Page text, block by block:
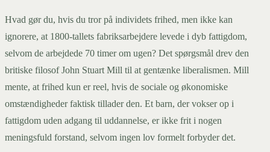
Hvad gør du, hvis du tror på individets frihed, men ikke kan
ignorere, at 1800-tallets fabriksarbejdere levede i dyb fattigdom,
selvom de arbejdede 70 timer om ugen? Det spørgsmål drev den
britiske filosof John Stuart Mill til at gentænke liberalismen. Mill
mente, at frihed kun er reel, hvis de sociale og økonomiske
omstændigheder faktisk tillader den. Et barn, der vokser op i
fattigdom uden adgang til uddannelse, er ikke frit i nogen
meningsfuld forstand, selvom ingen lov formelt forbyder det.